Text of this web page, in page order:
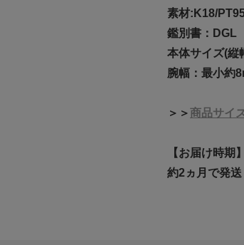
素材:K18/
鑑別書：DGL
本体サイズ(縦
腕幅：最小約
＞＞商品サイ
【お届け時期】
約2ヵ月で発送